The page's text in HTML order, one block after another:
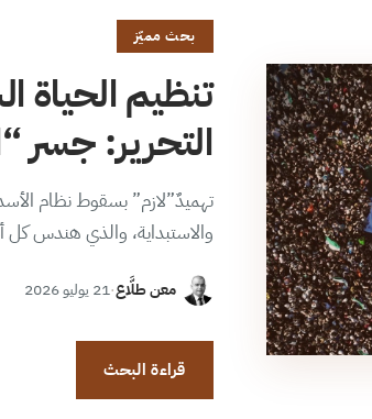
بحث مميّز
تنظيم الحياة
التحرير: جسر
تهميدٌ”لازم” بسقوط نظام
والاستبداية، والذي هندس كل
معن طلَّاع·21 يوليو 2026
قراءة البحث